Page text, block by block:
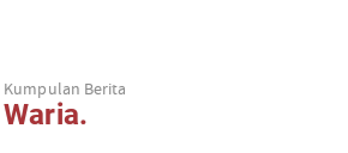
Kumpulan Berita
Waria.